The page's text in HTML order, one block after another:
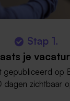
Stap 1.
je
gepubliceerd op
dagen zichtbaar